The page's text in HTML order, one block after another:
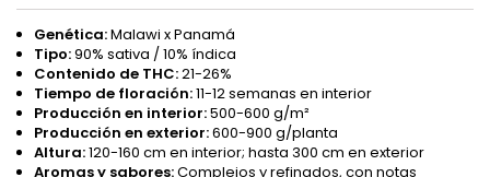
Genética:Malawi x Panamá
Tipo:90% sativa / 10% índica
Contenido de THC:21-26%
Tiempo de floración:11-12 semanas en interior
Producción en interior:500-600 g/m²
Producción en exterior:600-900 g/planta
Altura:120-160 cm en interior; hasta 300 cm en exterior
Aromas y sabores:Complejos y refinados, con notas